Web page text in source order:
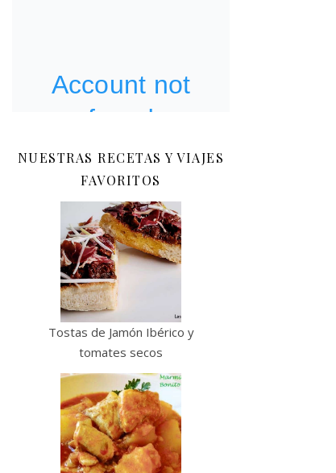
NUESTRAS RECETAS Y VIAJES
FAVORITOS
Tostas de Jamón Ibérico y
tomates secos